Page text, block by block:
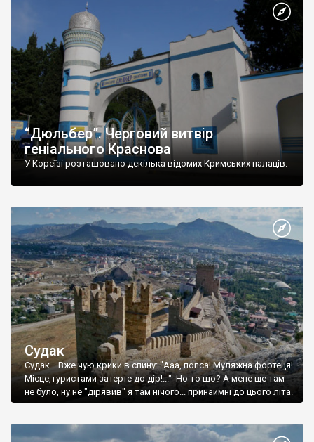
“Дюльбер”. Черговий витвір
геніального Краснова
У Кореїзі розташовано декілька відомих Кримських палаців.
Судак
Судак... Вже чую крики в спину: "Ааа, попса! Муляжна фортеця!
Місце,туристами затерте до дір!..." Но то шо? А мене ще там
не було, ну не "дірявив" я там нічого... принаймні до цього літа.